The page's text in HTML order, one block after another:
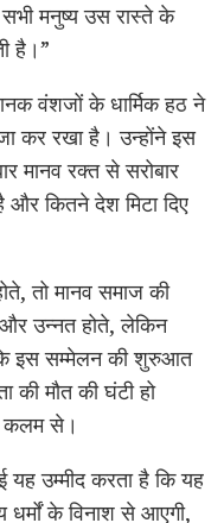
मनुष्य उस रास्ते के
है।”
वंशजों के धार्मिक हठ ने
कर रखा है। उन्होंने इस
मानव रक्त से सरोबार
कितने देश मिटा दिए
तो मानव समाज की
उन्नत होते, लेकिन
इस सम्मेलन की शुरुआत
की मौत की घंटी हो
कलम से।
यह उम्मीद करता है कि यह
के विनाश से आएगी,